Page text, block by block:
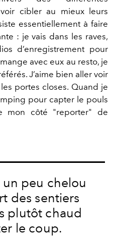
cibler au mieux leurs
essentiellement à faire
: je vais dans les raves,
d’enregistrement pour
avec eux au resto, je
J’aime bien aller voir
portes closes. Quand je
pour capter le pouls
mon côté "reporter" de
un peu chelou
des sentiers
plutôt chaud
le coup.